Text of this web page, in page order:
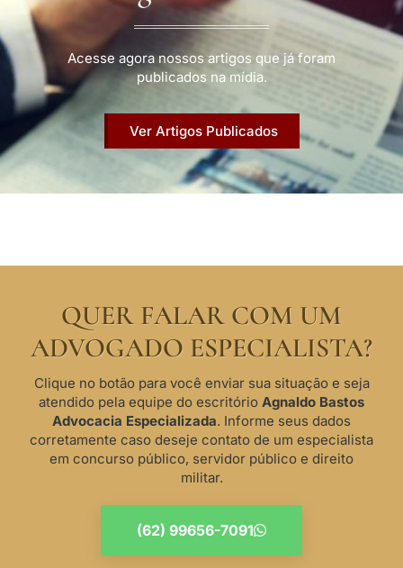
Acesse agora nossos artigos que já foram
publicados na mídia.
Ver Artigos Publicados
QUER FALAR COM UM
ADVOGADO ESPECIALISTA?
Clique no botão para você enviar sua situação e seja
atendido pela equipe do escritório Agnaldo Bastos
Advocacia Especializada. Informe seus dados
corretamente caso deseje contato de um especialista
em concurso público, servidor público e direito
militar.
(62) 99656-7091